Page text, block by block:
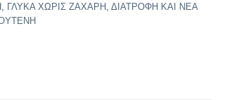
ΓΛΥΚΑ ΧΩΡΙΣ ΖΑΧΑΡΗ ,ΔΙΑΤΡΟΦΗ ΚΑΙ ΝΕΑ